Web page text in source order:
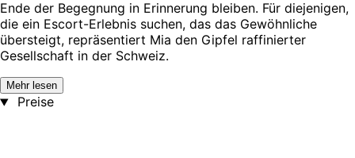
Ende der Begegnung in Erinnerung bleiben. Für diejenigen,
die ein Escort-Erlebnis suchen, das das Gewöhnliche
übersteigt, repräsentiert Mia den Gipfel raffinierter
Gesellschaft in der Schweiz.
Mehr lesen
Preise